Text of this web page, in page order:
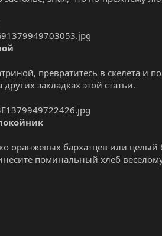
превратитесь в скелета
закладках этой статьи.
оранжевых бархатцев или
поминальный хлеб